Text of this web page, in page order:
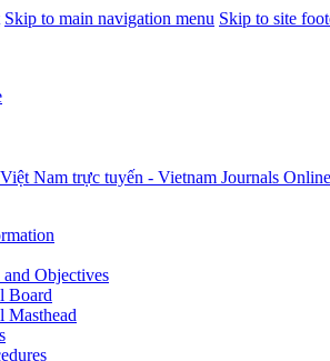
Skip to main navigation menu Skip to site
Objectives
Board
Masthead